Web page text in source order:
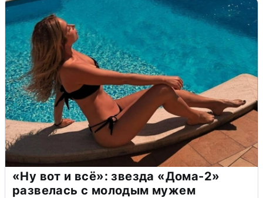
«Ну вот и всё»: звезда «Дома-2»
развелась с молодым мужем